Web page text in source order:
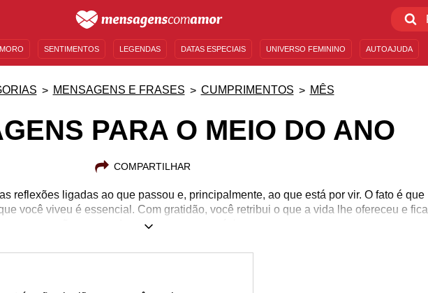
SENTIMENTOS LEGENDAS DATAS ESPECIAIS UNIVERSO FEMININO AUTOAJUDA
MENSAGENS E FRASES CUMPRIMENTOS MÊS
PARA O MEIO DO ANO
COMPARTILHAR
reflexões ligadas ao que passou e, principalmente, ao que está por vir. O fato é que
você viveu é essencial. Com gratidão, você retribui o que a vida lhe ofereceu e fica
com o coração preparado para encarar os próximos meses.